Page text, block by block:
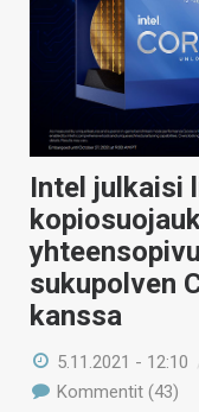
KAUPPA
VAIHDA TEEMA
HAKU
Intel julkaisi
sukupolven
kanssa
5.11.2021 - 12:10
Kommentit (43)